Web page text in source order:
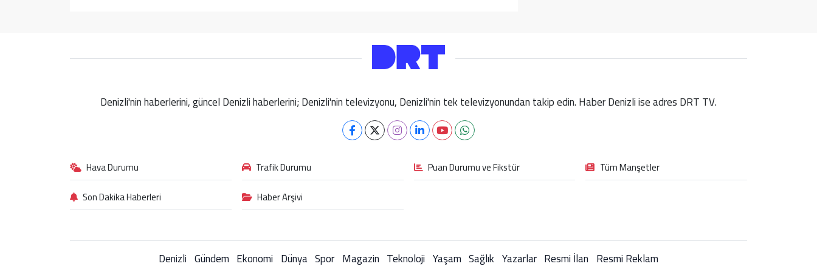
Denizli'nin haberlerini, güncel Denizli haberlerini; Denizli'nin televizyonu, Denizli'nin tek televizyonundan takip edin. Haber Denizli ise adres DRT TV.
Hava Durumu Trafik Durumu Puan Durumu ve Fikstür
Tüm Manşetler
Son Dakika Haberleri
Haber Arşivi
Denizli Gündem Ekonomi Dünya Spor Magazin Teknoloji Yaşam Sağlık Yazarlar Resmi İlan Resmi Reklam